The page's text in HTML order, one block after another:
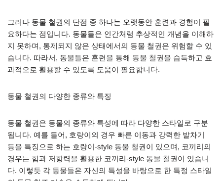
그러나 동물 철권의 단점 중 하나는 오랫동안 훈련과 경험이 필
요하다는 점입니다. 동물들은 인간처럼 추상적인 개념을 이해하
지 못하며, 통제되지 않은 상태에서의 동물 철권은 위험할 수 있
습니다. 따라서, 동물들은 훈련을 통해 동물 철권을 습득하고 효
과적으로 활용할 수 있도록 도움이 필요합니다.
동물 철권의 다양한 종류와 특징
동물 철권은 동물의 종류와 특성에 따라 다양한 스타일로 구분
됩니다. 예를 들어, 호랑이의 경우 빠른 이동과 강력한 발차기
등을 특징으로 하는 호랑이-style 동물 철권이 있으며, 코끼리의
경우는 힘과 저항력을 활용한 코끼리-style 동물 철권이 있습니
다. 이렇듯 각 동물들은 자신의 특성을 바탕으로 한 특정 스타일